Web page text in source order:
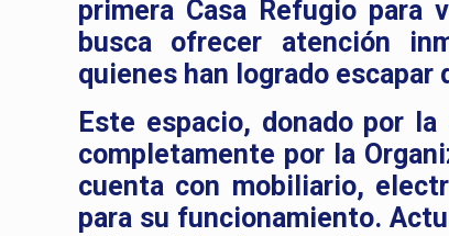
primera Casa Refugio para
busca ofrecer atención
quienes han logrado
Este espacio, donado por
completamente por la
cuenta con mobiliario,
para su funcionamiento.